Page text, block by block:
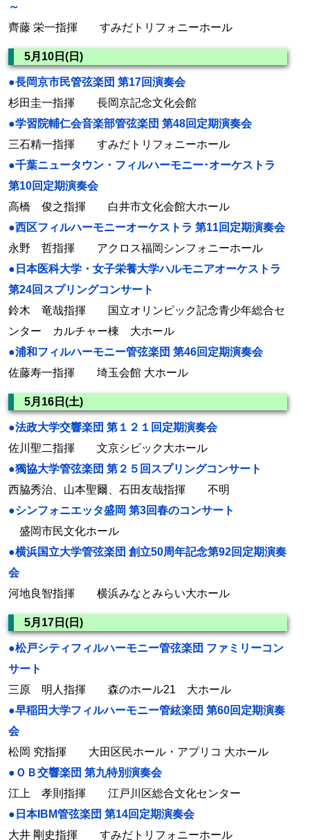
～
齊藤 栄一指揮 すみだトリフォニーホール
5月10日(日)
●長岡京市民管弦楽団 第17回演奏会
杉田圭一指揮 長岡京記念文化会館
●学習院輔仁会音楽部管弦楽団 第48回定期演奏会
三石精一指揮 すみだトリフォニーホール
●千葉ニュータウン・フィルハーモニー･オーケストラ
第10回定期演奏会
高橋 俊之指揮 白井市文化会館大ホール
●西区フィルハーモニーオーケストラ 第11回定期演奏会
永野 哲指揮 アクロス福岡シンフォニーホール
●日本医科大学・女子栄養大学ハルモニアオーケストラ
第24回スプリングコンサート
鈴木 竜哉指揮 国立オリンピック記念青少年総合セ
ンター カルチャー棟 大ホール
●浦和フィルハーモニー管弦楽団 第46回定期演奏会
佐藤寿一指揮 埼玉会館 大ホール
5月16日(土)
●法政大学交響楽団 第１２１回定期演奏会
佐川聖二指揮 文京シビック大ホール
●獨協大学管弦楽団 第２５回スプリングコンサート
西脇秀治、山本聖爾、石田友哉指揮 不明
●シンフォニエッタ盛岡 第3回春のコンサート
盛岡市民文化ホール
●横浜国立大学管弦楽団 創立50周年記念第92回定期演奏
会
河地良智指揮 横浜みなとみらい大ホール
5月17日(日)
●松戸シティフィルハーモニー管弦楽団 ファミリーコン
サート
三原 明人指揮 森のホール21 大ホール
●早稲田大学フィルハーモニー管絃楽団 第60回定期演奏
会
松岡 究指揮 大田区民ホール・アプリコ 大ホール
●ＯＢ交響楽団 第九特別演奏会
江上 孝則指揮 江戸川区総合文化センター
●日本IBM管弦楽団 第14回定期演奏会
大井 剛史指揮 すみだトリフォニーホール